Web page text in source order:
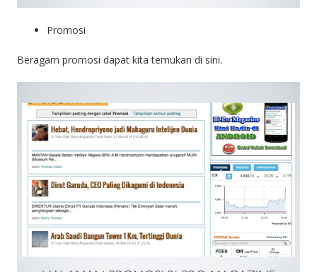
Promosi
Beragam promosi dapat kita temukan di sini.